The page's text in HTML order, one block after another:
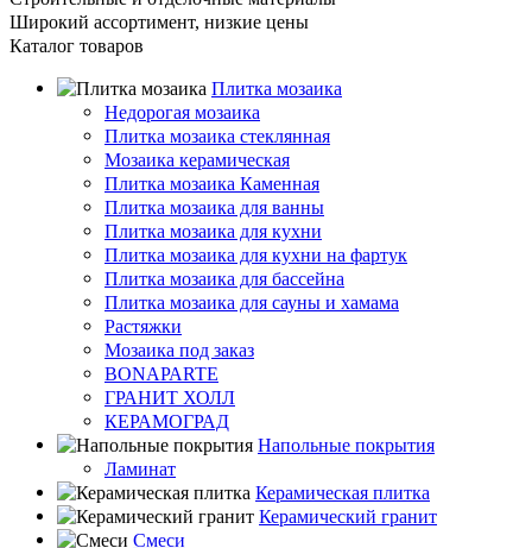
Широкий ассортимент, низкие цены
Каталог товаров
Плитка мозаика
Недорогая мозаика
Плитка мозаика стеклянная
Мозаика керамическая
Плитка мозаика Каменная
Плитка мозаика для ванны
Плитка мозаика для кухни
Плитка мозаика для кухни на фартук
Плитка мозаика для бассейна
Плитка мозаика для сауны и хамама
Растяжки
Мозаика под заказ
BONAPARTE
ГРАНИТ ХОЛЛ
КЕРАМОГРАД
Напольные покрытия
Ламинат
Керамическая плитка
Керамический гранит
Смеси